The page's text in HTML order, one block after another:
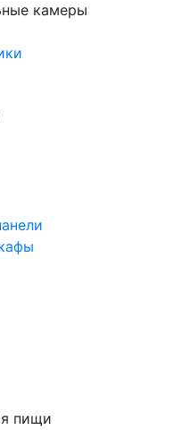
камеры
пищи